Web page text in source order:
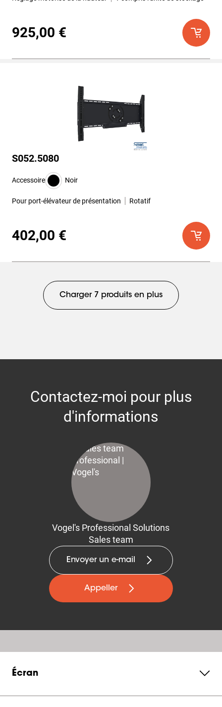
925,00 €
S052.5080
Accessoire Noir
Pour port-élévateur de présentation Rotatif
402,00 €
Charger 7 produits en plus
Contactez-moi pour plus
d'informations
Vogel's Professional Solutions
Sales team
Envoyer un e-mail
Appeller
Écran